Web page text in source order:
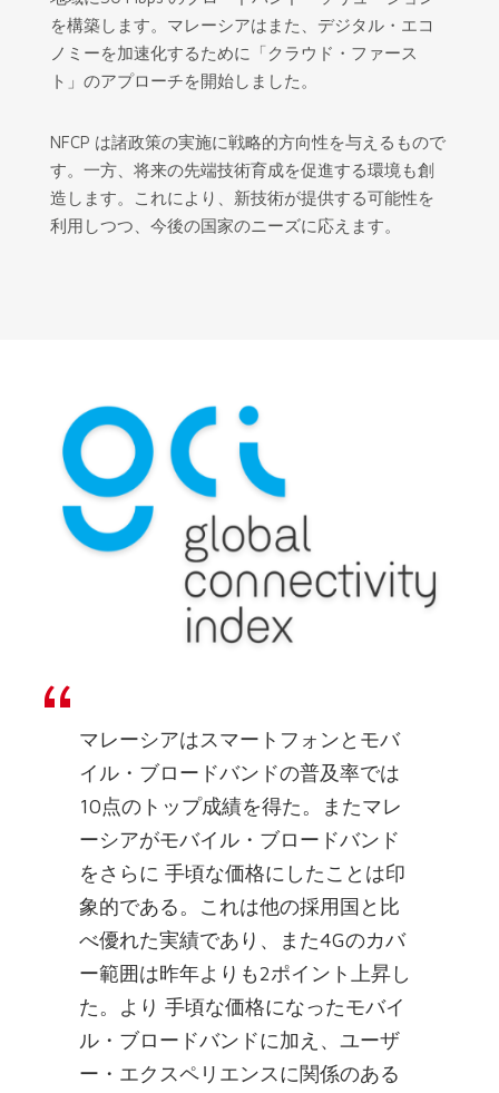
を構築します。マレーシアはまた、デジタル・エコ
ノミーを加速化するために「クラウド・ファース
ト」のアプローチを開始しました。
NFCP は諸政策の実施に戦略的方向性を与えるもので
す。一方、将来の先端技術育成を促進する環境も創
造します。これにより、新技術が提供する可能性を
利用しつつ、今後の国家のニーズに応えます。
マレーシアはスマートフォンとモバ
イル・ブロードバンドの普及率では
10点のトップ成績を得た。またマレ
ーシアがモバイル・ブロードバンド
をさらに 手頃な価格にしたことは印
象的である。これは他の採用国と比
べ優れた実績であり、また4Gのカバ
ー範囲は昨年よりも2ポイント上昇し
た。より 手頃な価格になったモバイ
ル・ブロードバンドに加え、ユーザ
ー・エクスペリエンスに関係のある